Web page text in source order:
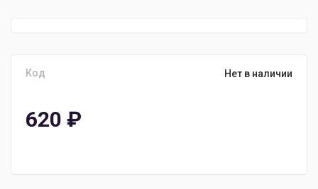
Код Нет в наличии
620 ₽